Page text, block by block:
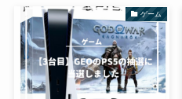
ゲーム